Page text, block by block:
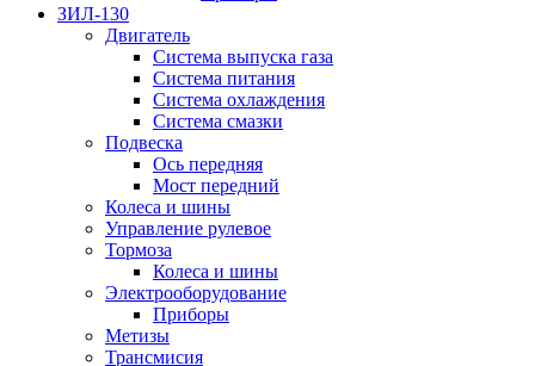
ЗИЛ-130
Двигатель
Система выпуска газа
Система питания
Система охлаждения
Система смазки
Подвеска
Ось передняя
Мост передний
Колеса и шины
Управление рулевое
Тормоза
Колеса и шины
Электрооборудование
Приборы
Метизы
Трансмисия